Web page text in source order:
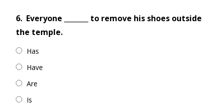
6. Everyone _______ to remove his shoes outside
the temple.
Has
Have
Are
Is